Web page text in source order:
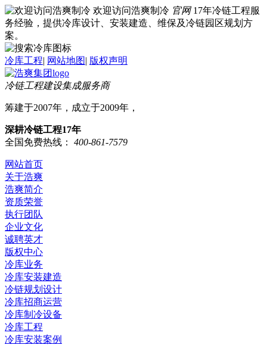
欢迎访问浩爽制冷 官网 17年冷链工程服
务经验，提供冷库设计、安装建造、维保及冷链园区规划方
案。
冷库工程| 网站地图| 版权声明
冷链工程建设集成服务商
筹建于2007年，成立于2009年，
深耕冷链工程17年
全国免费热线：
400-861-7579
网站首页
关于浩爽
浩爽简介
资质荣誉
执行团队
企业文化
诚聘英才
版权中心
冷库业务
冷库安装建造
冷链规划设计
冷库招商运营
冷库制冷设备
冷库工程
冷库安装案例